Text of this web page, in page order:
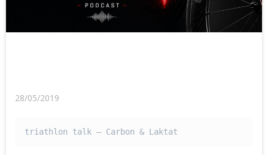
28/05/2019
triathlon talk – Carbon & Laktat